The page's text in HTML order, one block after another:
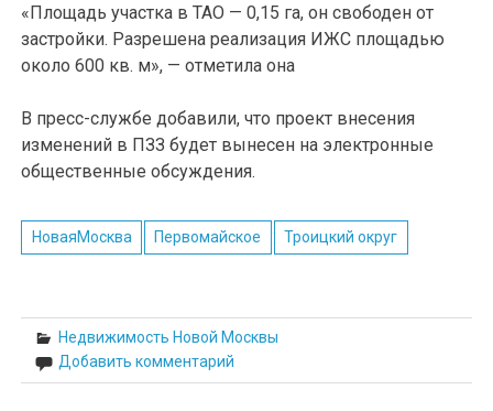
«Площадь участка в ТАО — 0,15 га, он свободен от
застройки. Разрешена реализация ИЖС площадью
около 600 кв. м», — отметила она
В пресс-службе добавили, что проект внесения
изменений в ПЗЗ будет вынесен на электронные
общественные обсуждения.
НоваяМосква Первомайское Троицкий округ
Недвижимость Новой Москвы
Добавить комментарий